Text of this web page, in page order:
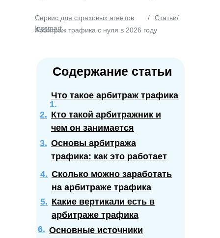
Сервис для страховых агентов
Inssmart
/ Статьи/
Арбитраж трафика с нуля в 2026 году
Содержание статьи
2. Кто такой арбитражник и
чем он занимается
Что такое арбитраж трафика
3. Основы арбитража
трафика: как это работает
4. Сколько можно заработать
на арбитраже трафика
6. Основные источники
5. Какие вертикали есть в
арбитраже трафика